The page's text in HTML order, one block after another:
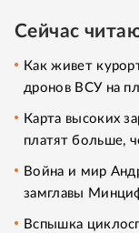
Сейчас
Как живет
дронов ВСУ на
Карта высоких
платят больше,
Война и мир
замглавы
Вспышка